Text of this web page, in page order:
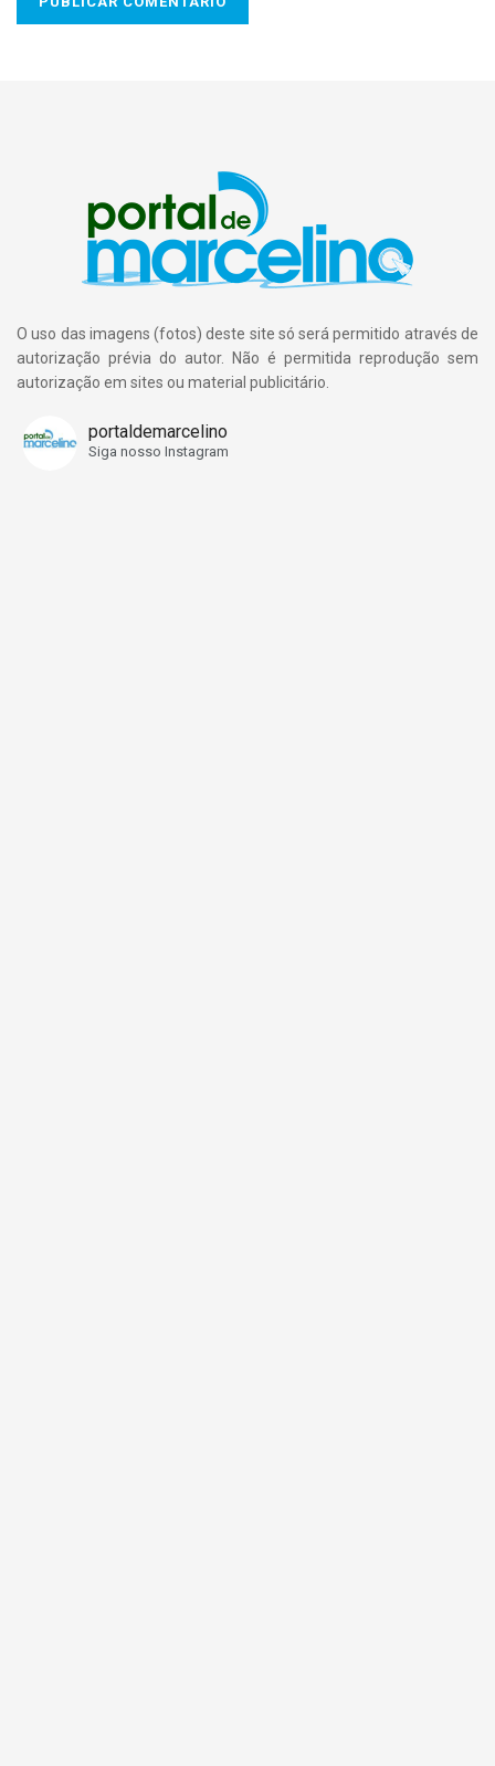
O uso das imagens (fotos) deste site só será permitido através de
autorização prévia do autor. Não é permitida reprodução sem
autorização em sites ou material publicitário.
portaldemarcelino
Siga nosso Instagram